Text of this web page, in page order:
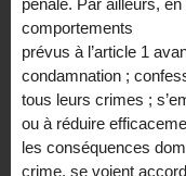
comportements
prévus à l’article 1
condamnation ;
tous leurs crimes ;
ou à réduire
les conséquences
crime, se voient